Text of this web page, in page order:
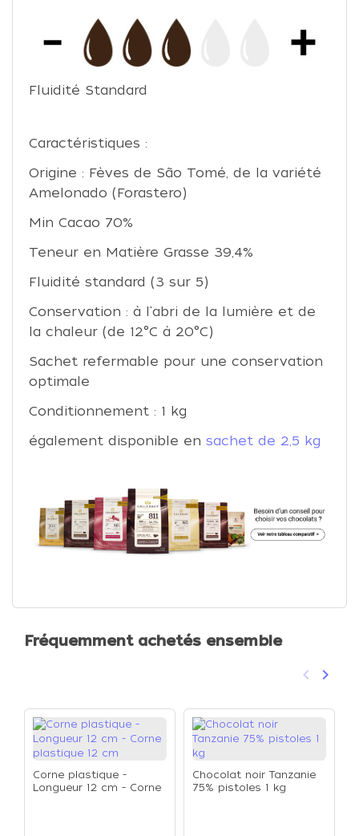
Fluidité Standard
Caractéristiques :
Origine : Fèves de São Tomé, de la variété
Amelonado (Forastero)
Min Cacao 70%
Teneur en Matière Grasse 39,4%
Fluidité standard (3 sur 5)
Conservation : à l'abri de la lumière et de
la chaleur (de 12°C à 20°C)
Sachet refermable pour une conservation
optimale
Conditionnement : 1 kg
également disponible en sachet de 2,5 kg
Fréquemment achetés ensemble
Précédent
keyboard_arrow_left keyboard_arrow_right
Corne plastique -
Longueur 12 cm - Corne
Chocolat noir Tanzanie
75% pistoles 1 kg